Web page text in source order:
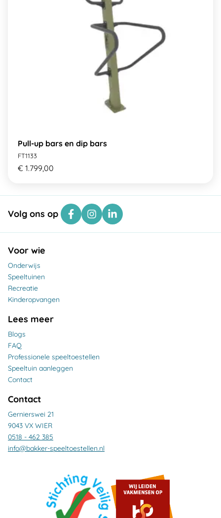
Pull-up bars en dip bars
FT1133
€ 1.799,00
Volg ons op
Voor wie
Onderwijs
Speeltuinen
Recreatie
Kinderopvangen
Lees meer
Blogs
FAQ
Professionele speeltoestellen
Speeltuin aanleggen
Contact
Contact
Gernierswei 21
9043 VX WIER
0518 - 462 385
info@bakker-speeltoestellen.nl